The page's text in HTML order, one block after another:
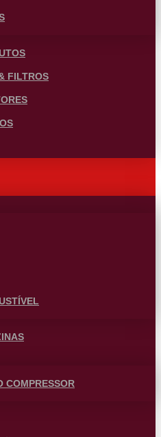
FILTROS
COMPRESSOR